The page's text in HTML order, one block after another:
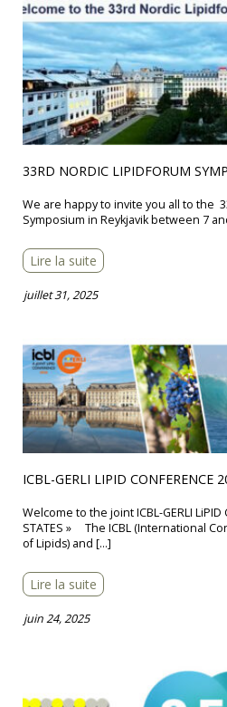
33RD NORDIC LIPIDFORUM
We are happy to invite you all to the
Symposium in Reykjavik between 7
Lire la suite
juillet 31, 2025
ICBL-GERLI LIPID CONFERENCE
Welcome to the joint ICBL-GERLI LiPID
STATES » The ICBL (International
of Lipids) and […]
Lire la suite
juin 24, 2025